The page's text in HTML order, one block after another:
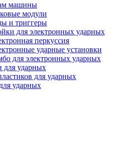
машины
модули
и триггеры
для электронных ударных
перкуссия
ударные установки
для электронных ударных
для ударных
для ударных
ударных